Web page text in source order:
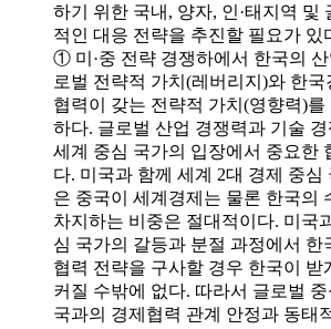
하기 위한 국내, 양자, 인·태지역 및
적인 대응 전략을 추진할 필요가 있
① 미·중 전략 경쟁하에서 한국의
로벌 전략적 가치(레버리지)와 한국
협력이 갖는 전략적 가치(영향력)를
하다. 글로벌 산업 경쟁력과 기술
세계 중심 국가의 입장에서 중요한
다. 미국과 함께 세계 2대 경제 중심
은 중국이 세계경제는 물론 한국의
차지하는 비중은 절대적이다. 미국
심 국가의 갈등과 분절 과정에서 한
협력 전략을 구사할 경우 한국이 받
커질 수밖에 없다. 따라서 글로벌
국과의 경제협력 관계 안정과 동태